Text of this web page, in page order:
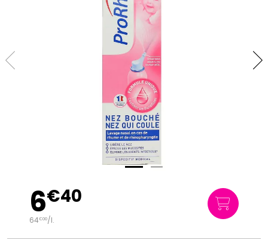
6€40
64€00/l.